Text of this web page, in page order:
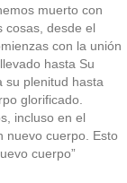
muerto con
cosas, desde el
con la unión
hasta Su
su plenitud hasta
glorificado.
incluso en el
nuevo cuerpo. Esto
cuerpo”